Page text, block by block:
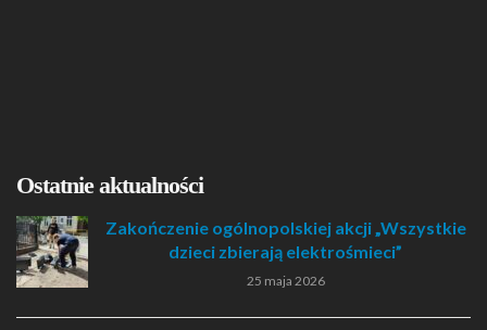
Ostatnie aktualności
Zakończenie ogólnopolskiej akcji „Wszystkie
dzieci zbierają elektrośmieci”
25 maja 2026